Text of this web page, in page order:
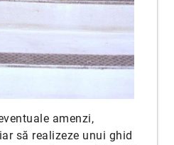
amenzi,
să realizeze unui ghid